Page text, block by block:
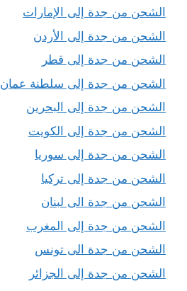
الشحن من جدة إلى الإمارات
الشحن من جدة إلى الأردن
الشحن من جدة إلى قطر
الشحن من جدة إلى سلطنة عمان
الشحن من جدة إلى البحرين
الشحن من جدة إلى الكويت
الشحن من جدة إلى سوريا
الشحن من جدة إلى تركيا
الشحن من جدة الى لبنان
الشحن من جدة إلى المغرب
الشحن من جدة الى تونس
الشحن من جدة إلى الجزائر